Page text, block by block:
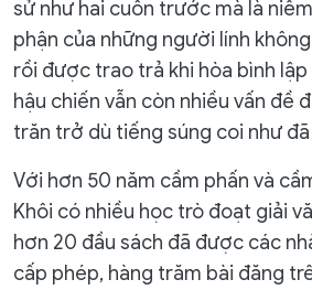
sử như hai cuốn trước mà là
phận của những người lính
rồi được trao trả khi hòa bình lập
hậu chiến vẫn còn nhiều vấn đề
trăn trở dù tiếng súng coi như
Với hơn 50 năm cầm phấn và
Khôi có nhiều học trò đoạt giải
hơn 20 đầu sách đã được các
cấp phép, hàng trăm bài đăng